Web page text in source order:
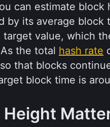
can estimate
by its average
value, which
the total hash rate
that blocks
block time is
Height